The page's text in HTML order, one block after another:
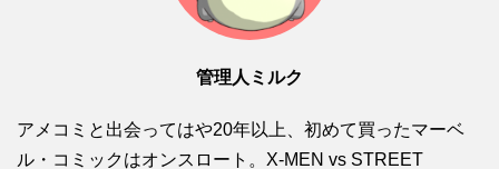
管理人ミルク
アメコミと出会ってはや20年以上、初めて買ったマーベ
ル・コミックはオンスロート。X-MEN vs STREET